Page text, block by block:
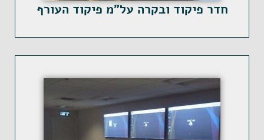
חדר פיקוד ובקרה על"מ פיקוד העורף